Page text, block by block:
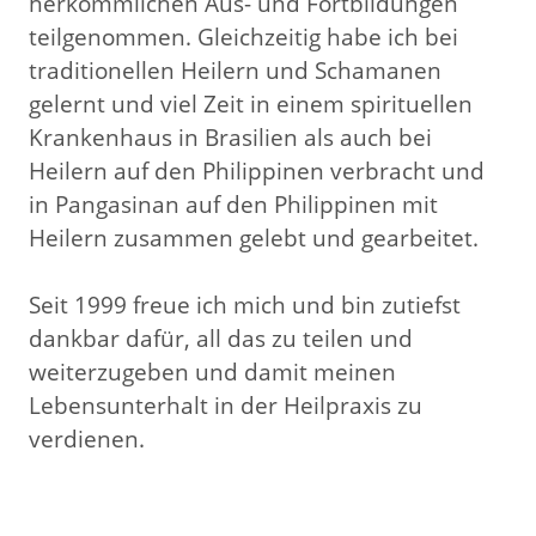
teilgenommen. Gleichzeitig habe ich bei
traditionellen Heilern und Schamanen
gelernt und viel Zeit in einem spirituellen
Krankenhaus in Brasilien als auch bei
Heilern auf den Philippinen verbracht und
in Pangasinan auf den Philippinen mit
Heilern zusammen gelebt und gearbeitet.
Seit 1999 freue ich mich und bin zutiefst
dankbar dafür, all das zu teilen und
weiterzugeben und damit meinen
Lebensunterhalt in der Heilpraxis zu
verdienen.